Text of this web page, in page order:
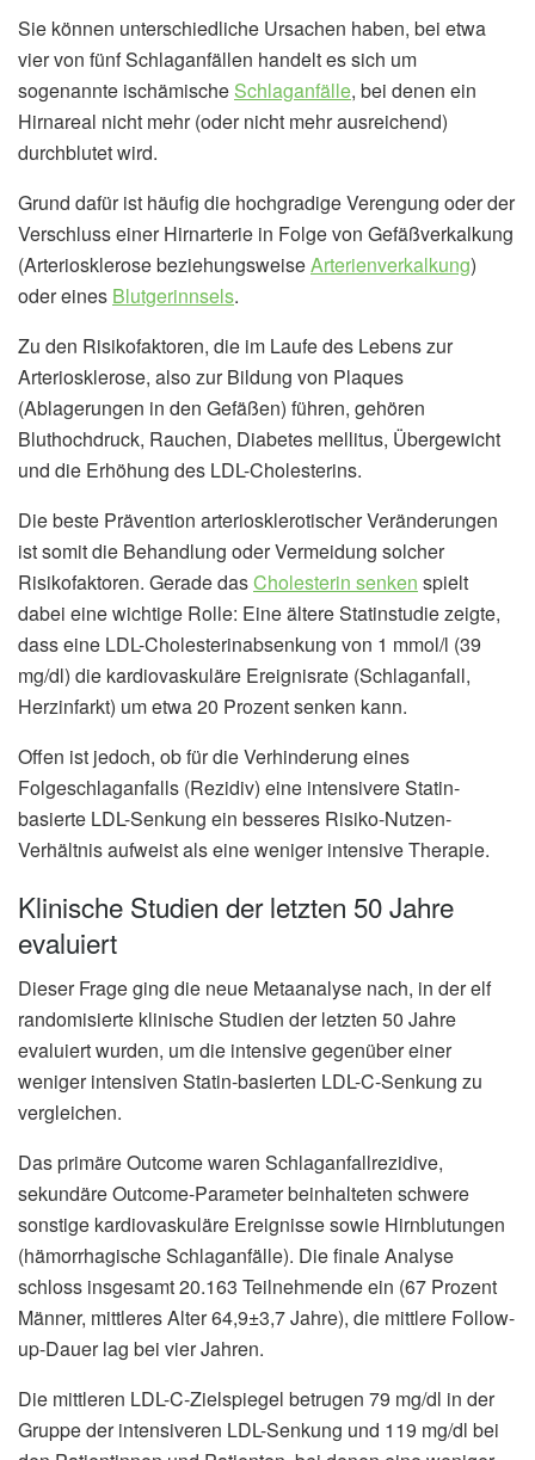
Sie können unterschiedliche Ursachen haben, bei etwa
vier von fünf Schlaganfällen handelt es sich um
sogenannte ischämische Schlaganfälle, bei denen ein
Hirnareal nicht mehr (oder nicht mehr ausreichend)
durchblutet wird.
Grund dafür ist häufig die hochgradige Verengung oder der
Verschluss einer Hirnarterie in Folge von Gefäßverkalkung
(Arteriosklerose beziehungsweiseArterienverkalkung)
oder eines Blutgerinnsels.
Zu den Risikofaktoren, die im Laufe des Lebens zur
Arteriosklerose, also zur Bildung von Plaques
(Ablagerungen in den Gefäßen) führen, gehören
Bluthochdruck, Rauchen, Diabetes mellitus, Übergewicht
und die Erhöhung des LDL-Cholesterins.
Die beste Prävention arteriosklerotischer Veränderungen
ist somit die Behandlung oder Vermeidung solcher
Risikofaktoren. Gerade dasCholesterin senken spielt
dabei eine wichtige Rolle: Eine ältere Statinstudie zeigte,
dass eine LDL-Cholesterinabsenkung von 1 mmol/l (39
mg/dl) die kardiovaskuläre Ereignisrate (Schlaganfall,
Herzinfarkt) um etwa 20 Prozent senken kann.
Offen ist jedoch, ob für die Verhinderung eines
Folgeschlaganfalls (Rezidiv) eine intensivere Statin-
basierte LDL-Senkung ein besseres Risiko-Nutzen-
Verhältnis aufweist als eine weniger intensive Therapie.
Klinische Studien der letzten 50 Jahre
evaluiert
Dieser Frage ging die neue Metaanalyse nach, in der elf
randomisierte klinische Studien der letzten 50 Jahre
evaluiert wurden, um die intensive gegenüber einer
weniger intensiven Statin-basierten LDL-C-Senkung zu
vergleichen.
Das primäre Outcome waren Schlaganfallrezidive,
sekundäre Outcome-Parameter beinhalteten schwere
sonstige kardiovaskuläre Ereignisse sowie Hirnblutungen
(hämorrhagische Schlaganfälle). Die finale Analyse
schloss insgesamt 20.163 Teilnehmende ein (67 Prozent
Männer, mittleres Alter 64,9±3,7 Jahre), die mittlere Follow-
up-Dauer lag bei vier Jahren.
Die mittleren LDL-C-Zielspiegel betrugen 79 mg/dl in der
Gruppe der intensiveren LDL-Senkung und 119 mg/dl bei